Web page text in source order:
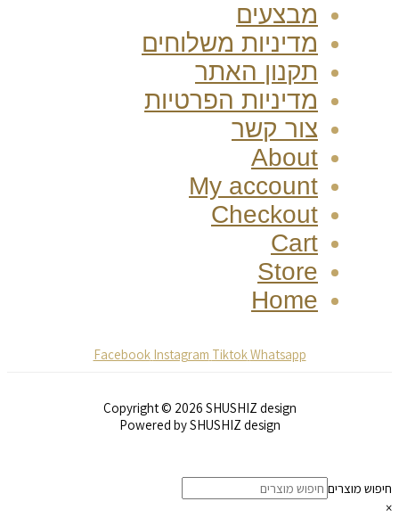
מבצעים
מדיניות משלוחים
תקנון האתר
מדיניות הפרטיות
צור קשר
About
My account
Checkout
Cart
Store
Home
Facebook Instagram TiktokWhatsapp
Copyright © 2026 SHUSHIZ design
Powered by SHUSHIZ design
חיפוש מוצרים
×